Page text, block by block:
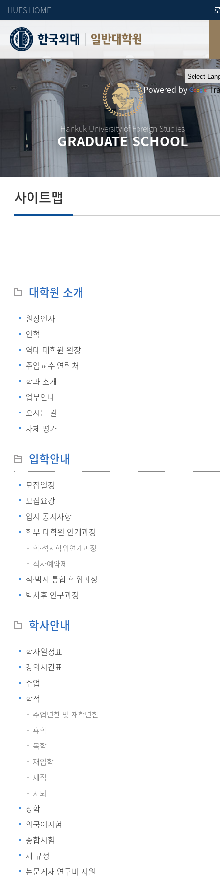
HUFS HOME
일반대학원
Hankuk University of Foreign Studies
GRADUATE SCHOOL
Powered by
사이트맵
대학원 소개
원장인사
연혁
역대 대학원 원장
주임교수 연락처
학과 소개
업무안내
오시는 길
자체 평가
입학안내
모집일정
모집요강
입시 공지사항
학부-대학원 연계과정
학·석사학위연계과정
석사예약제
석·박사 통합 학위과정
박사후 연구과정
학사안내
학사일정표
강의시간표
수업
학적
수업년한 및 재학년한
휴학
복학
재입학
제적
자퇴
장학
외국어시험
종합시험
제 규정
논문게재 연구비 지원